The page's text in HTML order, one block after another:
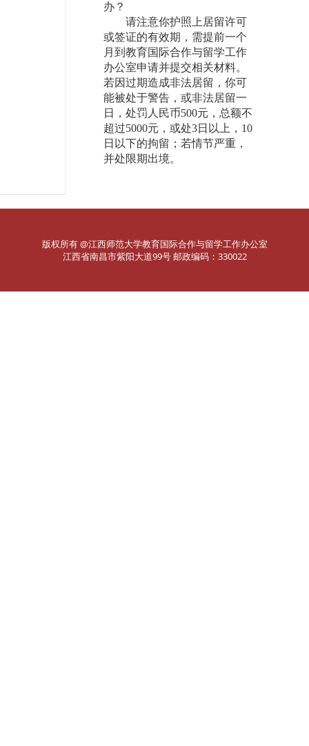
办？
请注意你护照上居留许可
或签证的有效期，需提前一个
月到教育国际合作与留学工作
办公室申请并提交相关材料。
若因过期造成非法居留，你可
能被处于警告，或非法居留一
日，处罚人民币500元，总额不
超过5000元，或处3日以上， 10
日以下的拘留；若情节严重，
并处限期出境。
版权所有 @江西师范大学教育国际合作与留学工作办公室
江西省南昌市紫阳大道99号 邮政编码：330022